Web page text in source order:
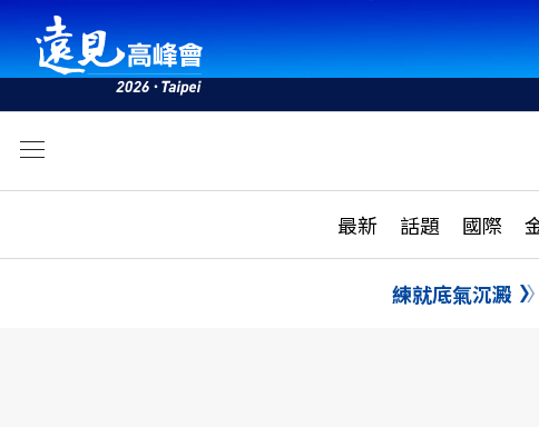
最新 話題 國際
活動
話題
練就底氣沉澱